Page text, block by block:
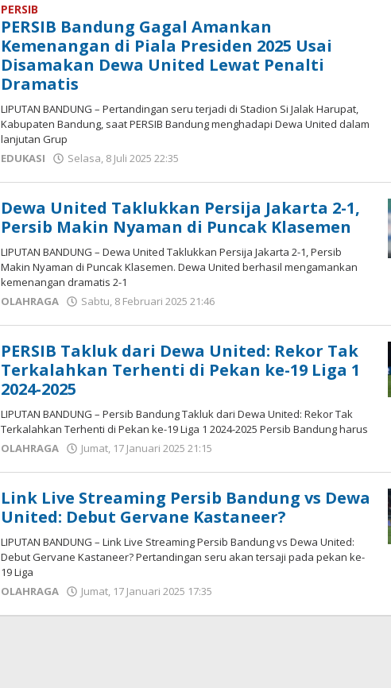
PERSIB
PERSIB Bandung Gagal Amankan
Kemenangan di Piala Presiden 2025 Usai
Disamakan Dewa United Lewat Penalti
Dramatis
LIPUTAN BANDUNG – Pertandingan seru terjadi di Stadion Si Jalak Harupat,
Kabupaten Bandung, saat PERSIB Bandung menghadapi Dewa United dalam
lanjutan Grup
EDUKASI
Selasa, 8 Juli 2025 22:35
Dewa United Taklukkan Persija Jakarta 2-1,
Persib Makin Nyaman di Puncak Klasemen
LIPUTAN BANDUNG – Dewa United Taklukkan Persija Jakarta 2-1, Persib
Makin Nyaman di Puncak Klasemen. Dewa United berhasil mengamankan
kemenangan dramatis 2-1
OLAHRAGA
Sabtu, 8 Februari 2025 21:46
PERSIB Takluk dari Dewa United: Rekor Tak
Terkalahkan Terhenti di Pekan ke-19 Liga 1
2024-2025
LIPUTAN BANDUNG – Persib Bandung Takluk dari Dewa United: Rekor Tak
Terkalahkan Terhenti di Pekan ke-19 Liga 1 2024-2025 Persib Bandung harus
OLAHRAGA
Jumat, 17 Januari 2025 21:15
Link Live Streaming Persib Bandung vs Dewa
United: Debut Gervane Kastaneer?
LIPUTAN BANDUNG – Link Live Streaming Persib Bandung vs Dewa United:
Debut Gervane Kastaneer? Pertandingan seru akan tersaji pada pekan ke-
19 Liga
OLAHRAGA
Jumat, 17 Januari 2025 17:35